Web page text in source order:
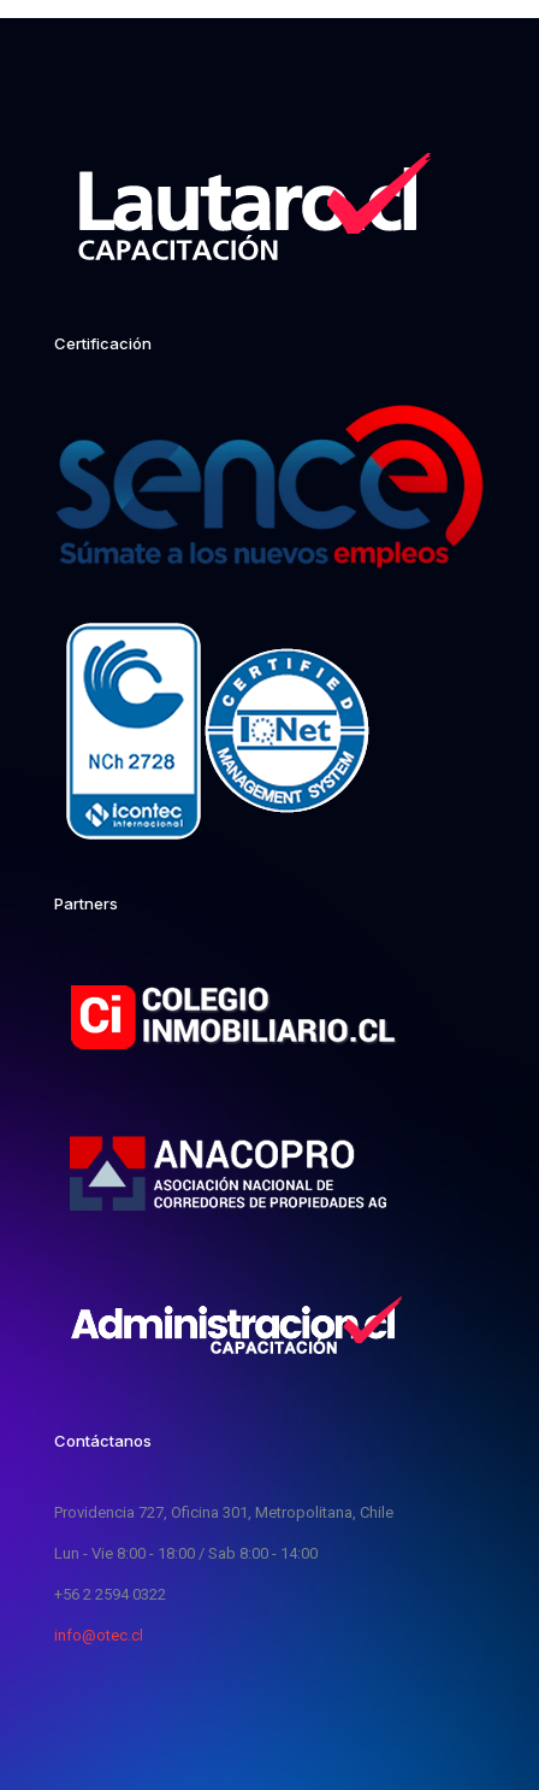
Certificación
Partners
Contáctanos
Providencia 727, Oficina 301, Metropolitana, Chile
Lun - Vie 8:00 - 18:00 / Sab 8:00 - 14:00
+56 2 2594 0322
info@otec.cl